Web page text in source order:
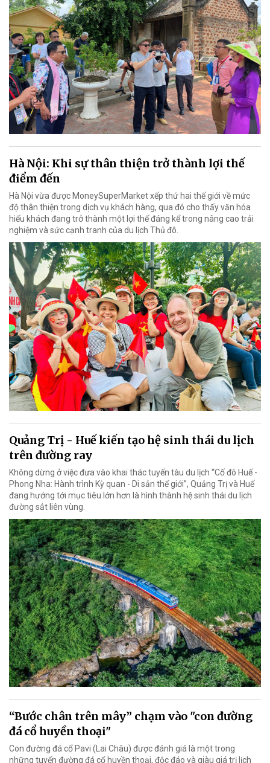
Hà Nội: Khi sự thân thiện trở thành lợi thế
điểm đến
Hà Nội vừa được MoneySuperMarket xếp thứ hai thế giới về mức
độ thân thiện trong dịch vụ khách hàng, qua đó cho thấy văn hóa
hiếu khách đang trở thành một lợi thế đáng kể trong nâng cao trải
nghiệm và sức cạnh tranh của du lịch Thủ đô.
Quảng Trị - Huế kiến tạo hệ sinh thái du lịch
trên đường ray
Không dừng ở việc đưa vào khai thác tuyến tàu du lịch “Cố đô Huế -
Phong Nha: Hành trình Kỳ quan - Di sản thế giới”, Quảng Trị và Huế
đang hướng tới mục tiêu lớn hơn là hình thành hệ sinh thái du lịch
đường sắt liên vùng.
“Bước chân trên mây” chạm vào "con đường
đá cổ huyền thoại"
Con đường đá cổ Pavi (Lai Châu) được đánh giá là một trong
những tuyến đường đá cổ huyền thoại, độc đáo và giàu giá trị lịch